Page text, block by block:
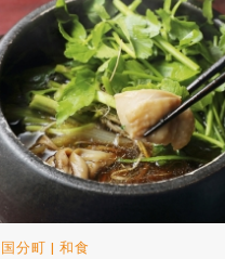
国分町 | 和食